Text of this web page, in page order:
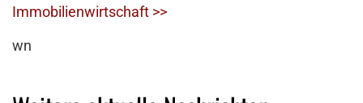
Immobilienwirtschaft >>
wn